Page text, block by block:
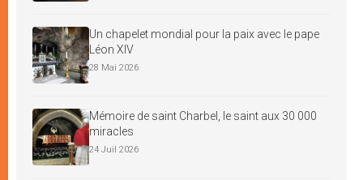
Un chapelet mondial pour la paix avec le pape
Léon XIV
28 Mai 2026
Mémoire de saint Charbel, le saint aux 30 000
miracles
24 Juil 2026